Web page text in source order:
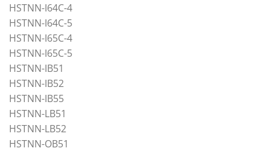
HSTNN-I64C-4
HSTNN-I64C-5
HSTNN-I65C-4
HSTNN-I65C-5
HSTNN-IB51
HSTNN-IB52
HSTNN-IB55
HSTNN-LB51
HSTNN-LB52
HSTNN-OB51